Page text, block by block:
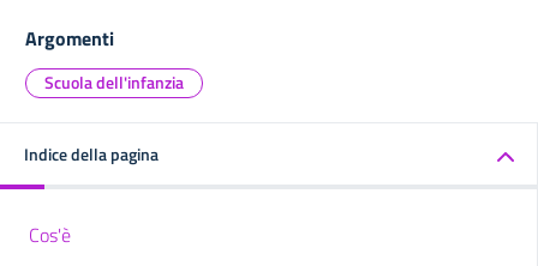
Argomenti
Scuola dell'infanzia
Indice della pagina
Cos'è